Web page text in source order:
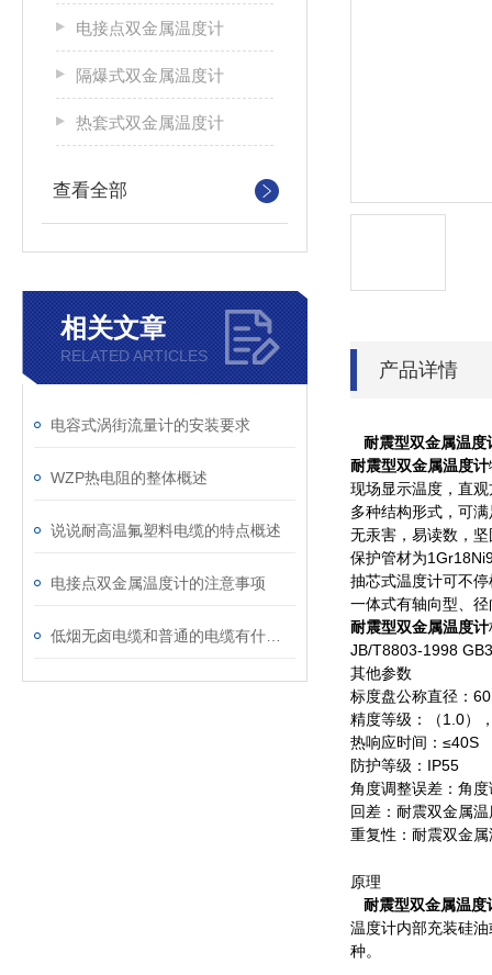
电接点双金属温度计
隔爆式双金属温度计
热套式双金属温度计
查看全部
相关文章
RELATED ARTICLES
电容式涡街流量计的安装要求
WZP热电阻的整体概述
说说耐高温氟塑料电缆的特点概述
电接点双金属温度计的注意事项
产品详情
耐震型双金属温度
耐震型双金属温度计
现场显示温度，直
多种结构形式，可
无汞害，易读数，
保护管材为
抽芯式温度计可不
一体式有轴向型、
耐震型双金属温度计
JB/T8803-1998
其他参数
标度盘公称直径：
精度等级：（1.0）
热响应时间：≤40S
防护等级：IP55
角度调整误差：角
回差：耐震双金属
重复性：耐震双金
原理
耐震型双金属温度
温度计内部充装硅
种。